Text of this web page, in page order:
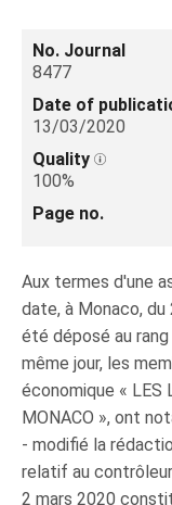
No. Journal
8477
Date of
13/03/2020
Quality
100%
Page no.
Aux termes d'une
date, à Monaco,
été déposé au
même jour, les
économique « LES
MONACO », ont
- modifié la
relatif au
2 mars 2020